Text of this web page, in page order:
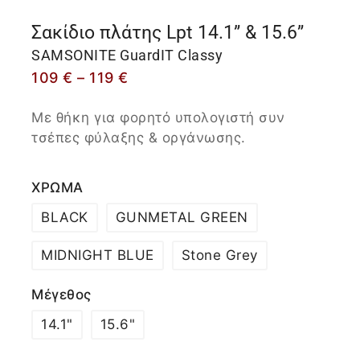
Σακίδιο πλάτης Lpt 14.1” & 15.6”
SAMSONITE GuardIT Classy
109 € – 119 €
Με θήκη για φορητό υπολογιστή συν
τσέπες φύλαξης & οργάνωσης.
ΧΡΩΜΑ
BLACK
GUNMETAL GREEN
MIDNIGHT BLUE Stone Grey
Μέγεθος
14.1"
15.6"